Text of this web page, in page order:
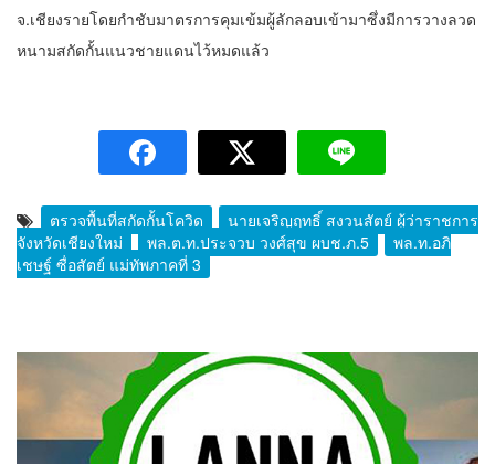
จ.เชียงรายโดยกำชับมาตรการคุมเข้มผู้ลักลอบเข้ามาซึ่งมีการวางลวด
หนามสกัดกั้นแนวชายแดนไว้หมดแล้ว
ตรวจพื้นที่สกัดกั้นโควิด
นายเจริญฤทธิ์ สงวนสัตย์ ผู้ว่าราชการ
จังหวัดเชียงใหม่
พล.ต.ท.ประจวบ วงศ์สุข ผบช.ภ.5
พล.ท.อภิ
เชษฐ์ ซื่อสัตย์ แม่ทัพภาคที่ 3